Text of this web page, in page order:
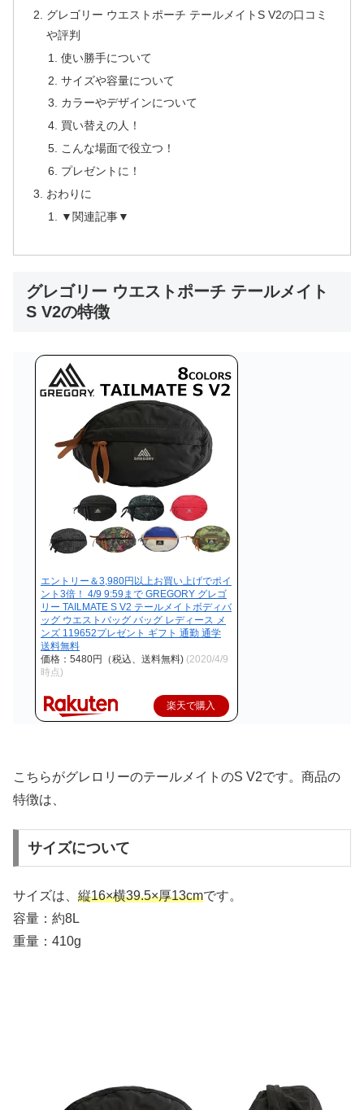
グレゴリー ウエストポーチ テールメイトS V2の口コミ
や評判
使い勝手について
サイズや容量について
カラーやデザインについて
買い替えの人！
こんな場面で役立つ！
プレゼントに！
おわりに
▼関連記事▼
グレゴリー ウエストポーチ テールメイト
S V2の特徴
エントリー＆3,980円以上お買い上げでポイ
ント3倍！ 4/9 9:59まで GREGORY グレゴ
リー TAILMATE S V2 テールメイトボディバ
ッグ ウエストバッグ バッグ レディース メ
ンズ 119652プレゼント ギフト 通勤 通学
送料無料
価格：5480円（税込、送料無料) (2020/4/9
時点)
楽天で購入
こちらがグレロリーのテールメイトのS V2です。商品の
特徴は、
サイズについて
サイズは、 縦16×横39.5×厚13cmです。
容量：約8L
重量：410g